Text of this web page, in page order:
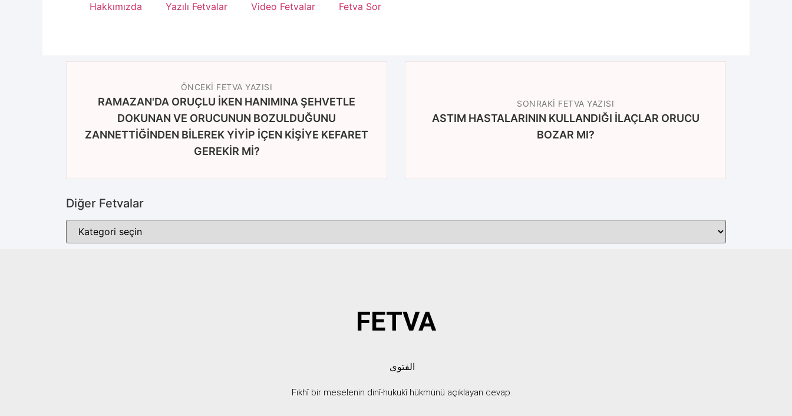
Hakkımızda Yazılı Fetvalar Video Fetvalar Fetva Sor
ÖNCEKI FETVA YAZISI
RAMAZAN'DA ORUÇLU İKEN HANIMINA ŞEHVETLE
DOKUNAN VE ORUCUNUN BOZULDUĞUNU
ZANNETTİĞİNDEN BİLEREK YİYİP İÇEN KİŞİYE KEFARET
GEREKİR Mİ?
SONRAKI FETVA YAZISI
ASTIM HASTALARININ KULLANDIĞI İLAÇLAR ORUCU
BOZAR MI?
Diğer Fetvalar
FETVA
الفتوى
Fıkhî bir meselenin dinî-hukukî hükmünü açıklayan cevap.